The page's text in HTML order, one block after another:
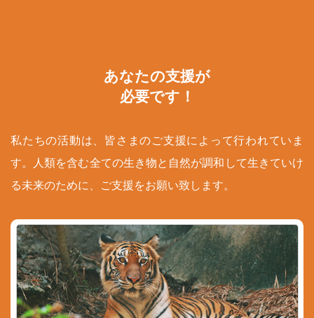
あなたの支援が
必要です！
私たちの活動は、皆さまのご支援によって行われていま
す。人類を含む全ての生き物と自然が調和して生きていけ
る未来のために、ご支援をお願い致します。